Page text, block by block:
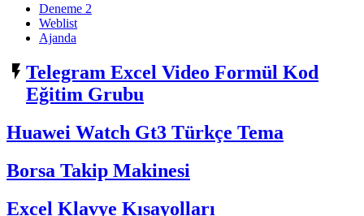
Deneme 2
Weblist
Ajanda
 Telegram Excel Video Formül Kod
Eğitim Grubu
Huawei Watch Gt3 Türkçe Tema
Borsa Takip Makinesi
Excel Klavye Kısayolları